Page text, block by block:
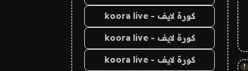
!
كورة لايف - koora live
كورة لايف - koora live
كورة لايف - koora live